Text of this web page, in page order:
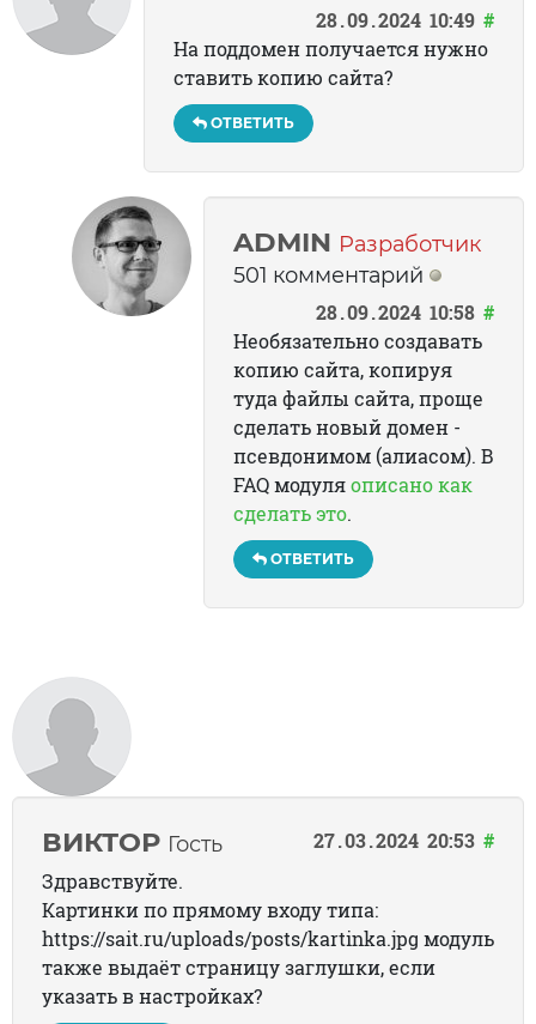
28 09 2024 10:49 #
На поддомен получается нужно
ставить копию сайта?
ОТВЕТИТЬ
ADMIN Разработчик
501 комментарий
28 09 2024 10:58 #
Необязательно создавать
копию сайта, копируя
туда файлы сайта, проще
сделать новый домен -
псевдонимом (алиасом). В
FAQ модуляописано как
сделать это.
ОТВЕТИТЬ
ВИКТОР Гость 27 03 2024 20:53 #
Здравствуйте.
Картинки по прямому входу типа:
https://sait.ru/uploads/posts/kartinka.jpg модуль
также выдаёт страницу заглушки, если
указать в настройках?